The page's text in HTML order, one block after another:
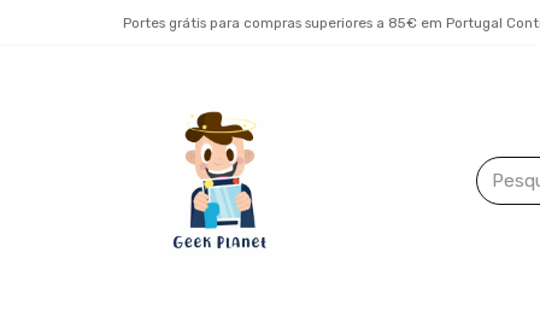
Portes grátis para compras superiores a 85€ em Portugal